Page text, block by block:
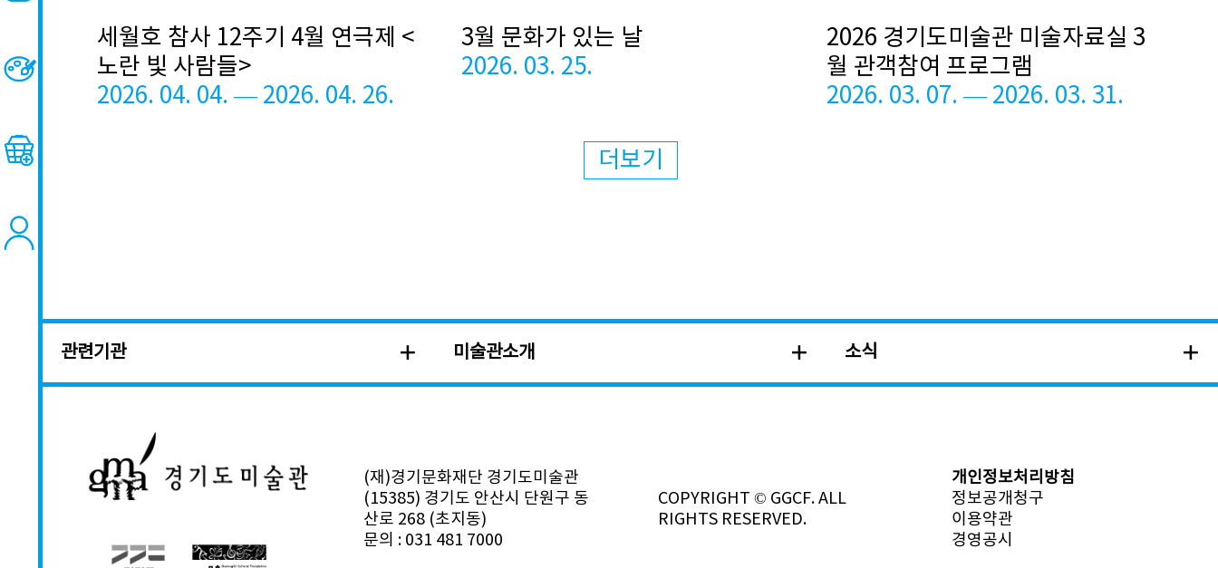
세월호 참사 12주기 4월 연극제 <
노란 빛 사람들>
2026. 04. 04. — 2026. 04. 26.
3월 문화가 있는 날
2026. 03. 25.
2026 경기도미술관 미술자료실 3
월 관객참여 프로그램
2026. 03. 07. — 2026. 03. 31.
더보기
관련기관 미술관소개 소식
(재)경기문화재단 경기도미술관
(15385) 경기도 안산시 단원구 동
산로 268 (초지동)
문의 : 031 481 7000
COPYRIGHT © GGCF. ALL
RIGHTS RESERVED.
개인정보처리방침
정보공개청구
이용약관
경영공시